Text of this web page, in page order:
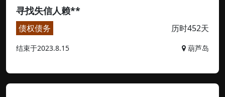
寻找失信人赖**
债权债务 历时452天
结束于2023.8.15 葫芦岛